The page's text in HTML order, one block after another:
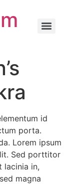
id
porta.
Lorem ipsum
Sed porttitor
lacinia in,
magna